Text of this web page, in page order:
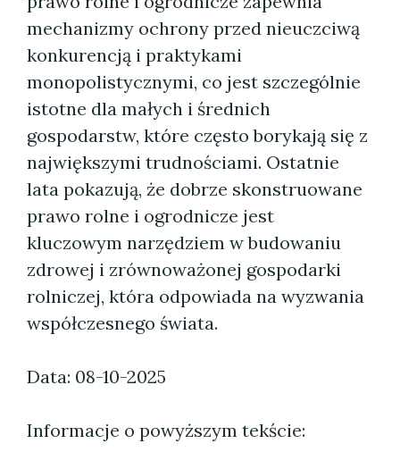
mechanizmy ochrony przed nieuczciwą
konkurencją i praktykami
monopolistycznymi, co jest szczególnie
istotne dla małych i średnich
gospodarstw, które często borykają się z
największymi trudnościami. Ostatnie
lata pokazują, że dobrze skonstruowane
prawo rolne i ogrodnicze jest
kluczowym narzędziem w budowaniu
zdrowej i zrównoważonej gospodarki
rolniczej, która odpowiada na wyzwania
współczesnego świata.
Data: 08-10-2025
Informacje o powyższym tekście: